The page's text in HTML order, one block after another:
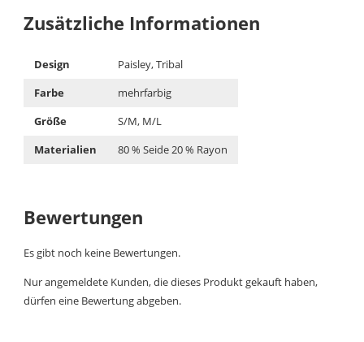
Zusätzliche Informationen
Design
Paisley, Tribal
Farbe
mehrfarbig
Größe
S/M, M/L
Materialien
80 % Seide 20 % Rayon
Bewertungen
Es gibt noch keine Bewertungen.
Nur angemeldete Kunden, die dieses Produkt gekauft haben,
dürfen eine Bewertung abgeben.